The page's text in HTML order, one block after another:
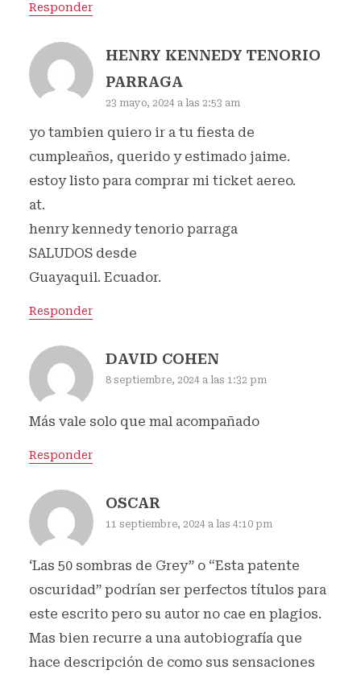
Responder
HENRY KENNEDY TENORIO
PARRAGA
23 mayo, 2024 a las 2:53 am
yo tambien quiero ir a tu fiesta de
cumpleaños, querido y estimado jaime.
estoy listo para comprar mi ticket aereo.
at.
henry kennedy tenorio parraga
SALUDOS desde
Guayaquil. Ecuador.
Responder
DAVID COHEN
8 septiembre, 2024 a las 1:32 pm
Más vale solo que mal acompañado
Responder
OSCAR
11 septiembre, 2024 a las 4:10 pm
‘Las 50 sombras de Grey” o “Esta patente
oscuridad” podrían ser perfectos títulos para
este escrito pero su autor no cae en plagios.
Mas bien recurre a una autobiografía que
hace descripción de como sus sensaciones